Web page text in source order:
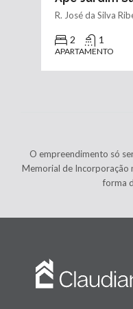
2 1
APARTAMENTO
O empreendimento só
Memorial de Incorporação
forma